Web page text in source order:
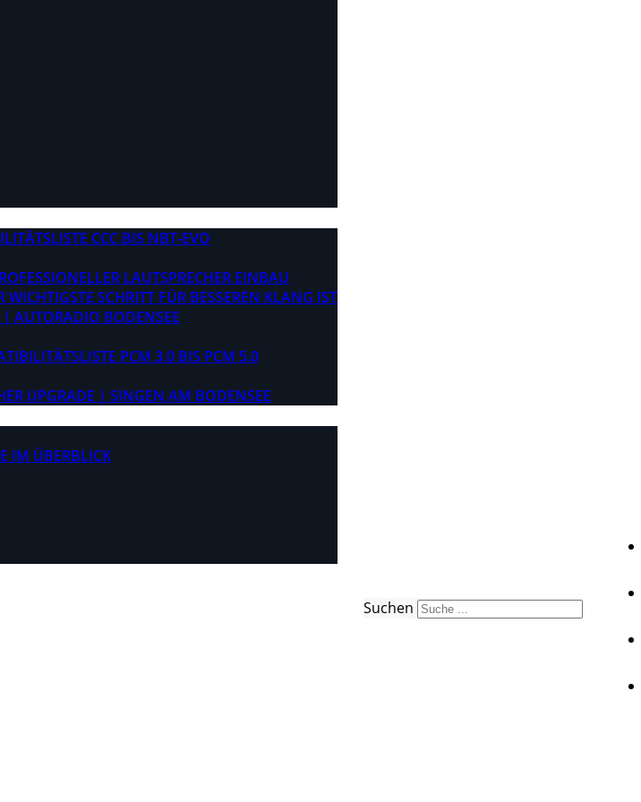
CCC BIS NBT-EVO
LAUTSPRECHER EINBAU
SCHRITT FÜR BESSEREN KLANG IST
| AUTORADIO BODENSEE
PCM 3.0 BIS PCM 5.0
UPGRADE | SINGEN AM BODENSEE
IM ÜBERBLICK
Suchen